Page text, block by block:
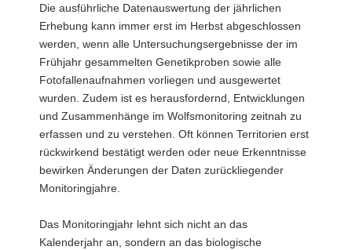
Die ausführliche Datenauswertung der jährlichen
Erhebung kann immer erst im Herbst abgeschlossen
werden, wenn alle Untersuchungsergebnisse der im
Frühjahr gesammelten Genetikproben sowie alle
Fotofallenaufnahmen vorliegen und ausgewertet
wurden. Zudem ist es herausfordernd, Entwicklungen
und Zusammenhänge im Wolfsmonitoring zeitnah zu
erfassen und zu verstehen. Oft können Territorien erst
rückwirkend bestätigt werden oder neue Erkenntnisse
bewirken Änderungen der Daten zurückliegender
Monitoringjahre.
Das Monitoringjahr lehnt sich nicht an das
Kalenderjahr an, sondern an das biologische